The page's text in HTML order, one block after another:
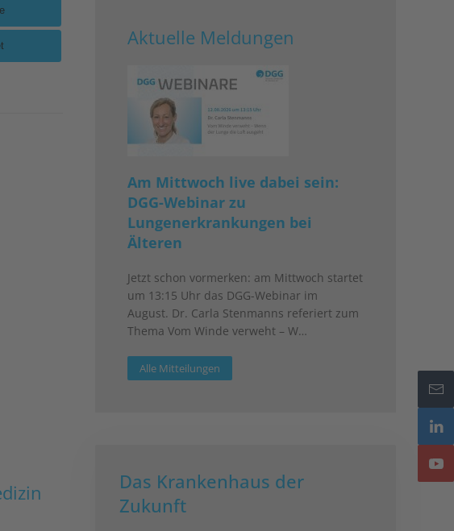
Aktuelle Meldungen
Am Mittwoch live dabei sein:
DGG-Webinar zu
Lungenerkrankungen bei
Älteren
Jetzt schon vormerken: am Mittwoch startet
um 13:15 Uhr das DGG-Webinar im
August. Dr. Carla Stenmanns referiert zum
Thema Vom Winde verweht – W…
Alle Mitteilungen
Das Krankenhaus der
Zukunft